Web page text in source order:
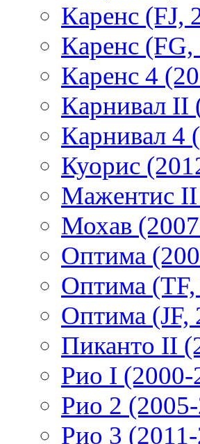
Каренс (FJ,
Каренс
Каренс 4
Карнивал II
Карнивал 4
Куорис
Мажентис
Мохав
Оптима
Оптима
Оптима (JF,
Пиканто II
Рио I (2000-
Рио 2
Рио 3